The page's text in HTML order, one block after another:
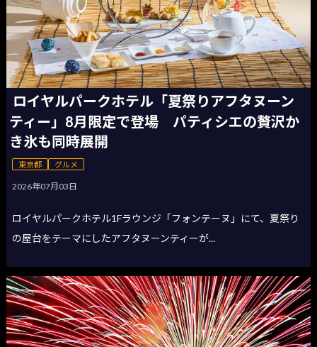
ロイヤルパークホテル「夏祭りアフタヌーン
ティー」8月限定で登場 パティシエの贅沢か
き氷も同時展開
東京都 グルメ
2026年07月03日
ロイヤルパークホテル1Fラウンジ「フォンテーヌ」にて、夏祭り
の屋台をテーマにしたアフタヌーンティーが...